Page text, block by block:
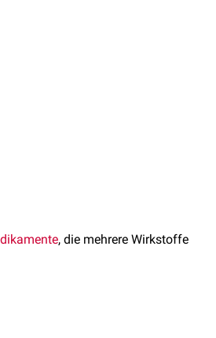
, die mehrere Wirkstoffe